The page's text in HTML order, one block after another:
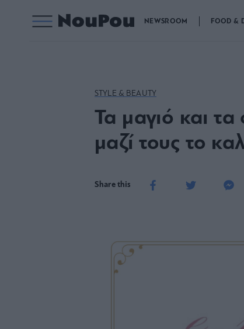
NEWSROOM FOOD &
STYLE & BEAUTY
Τα μαγιό και
μαζί τους το
Share this